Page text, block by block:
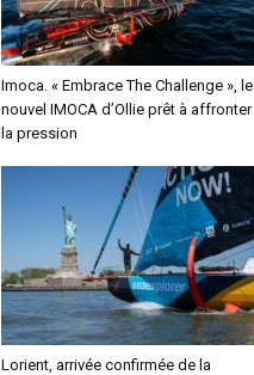
Imoca. « Embrace The Challenge », le
nouvel IMOCA d’Ollie prêt à affronter
la pression
Lorient, arrivée confirmée de la